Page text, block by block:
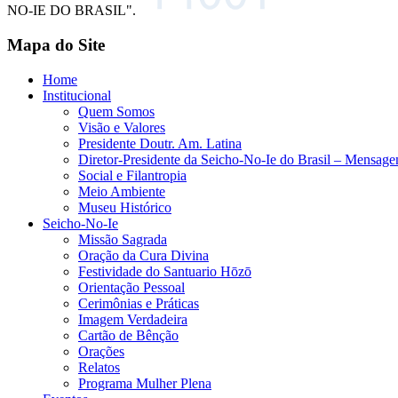
NO-IE DO BRASIL".
Mapa do Site
Home
Institucional
Quem Somos
Visão e Valores
Presidente Doutr. Am. Latina
Diretor-Presidente da Seicho-No-Ie do Brasil –
Social e Filantropia
Meio Ambiente
Museu Histórico
Seicho-No-Ie
Missão Sagrada
Oração da Cura Divina
Festividade do Santuario Hōzō
Orientação Pessoal
Cerimônias e Práticas
Imagem Verdadeira
Cartão de Bênção
Orações
Relatos
Programa Mulher Plena